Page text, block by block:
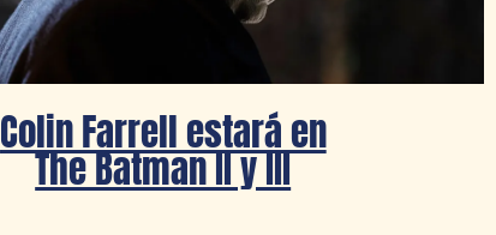
Colin Farrell estará en
The Batman II y III